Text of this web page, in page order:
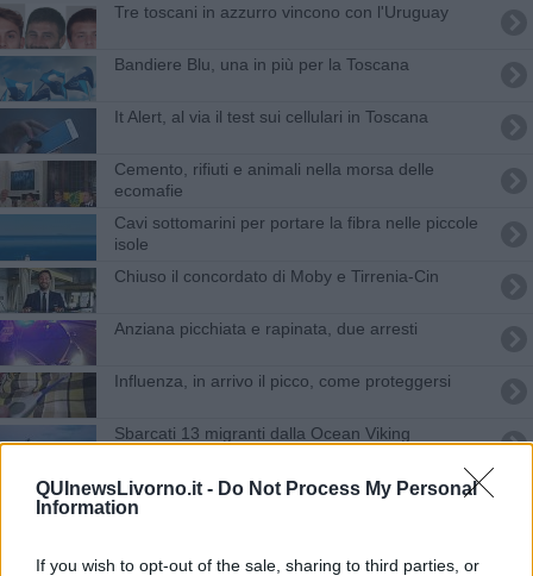
QUInewsLivorno.it - Do Not Process My Personal
Information
If you wish to opt-out of the sale, sharing to third parties, or
Tre toscani in azzurro vincono con l'Uruguay
Bandiere Blu, una in più per la Toscana
It Alert, al via il test sui cellulari in Toscana
Cemento, rifiuti e animali nella morsa delle
ecomafie
Cavi sottomarini per portare la fibra nelle piccole
isole
Chiuso il concordato di Moby e Tirrenia-Cin
Anziana picchiata e rapinata, due arresti
Influenza, in arrivo il picco, come proteggersi
Sbarcati 13 migranti dalla Ocean Viking
Migrazioni, Salvetti al Parlamento Europeo